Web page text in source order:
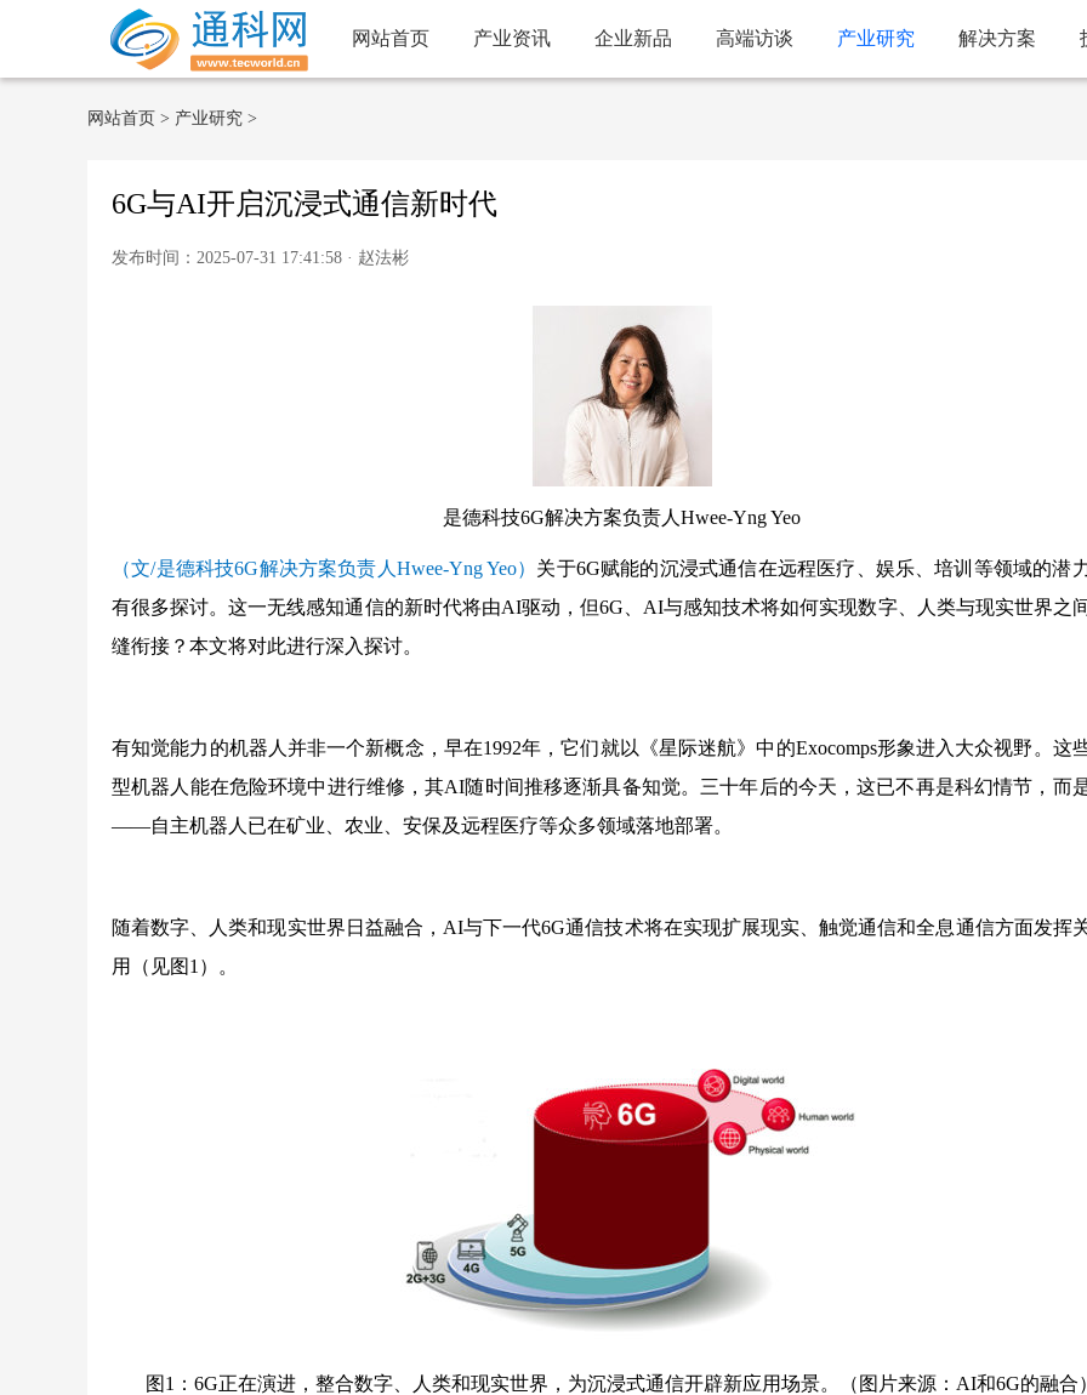
网站首页 产业资讯 企业新品 高端访谈 产业研究 解决方案
网站首页 > 产业研究 >
6G与AI开启沉浸式通信新时代
发布时间：2025-07-31 17:41:58 · 赵法彬
是德科技6G解决方案负责人Hwee-Yng Yeo
（文/是德科技6G解决方案负责人Hwee-Yng Yeo） 关于6G赋能的沉浸式通信在远程医疗、娱乐、培训等领域的潜
有很多探讨。这一无线感知通信的新时代将由AI驱动，但6G、AI与感知技术将如何实现数字、人类与现实世界之
缝衔接？本文将对此进行深入探讨。
有知觉能力的机器人并非一个新概念，早在1992年，它们就以《星际迷航》中的Exocomps形象进入大众视野。这
型机器人能在危险环境中进行维修，其AI随时间推移逐渐具备知觉。三十年后的今天，这已不再是科幻情节，而
——自主机器人已在矿业、农业、安保及远程医疗等众多领域落地部署。
随着数字、人类和现实世界日益融合，AI与下一代6G通信技术将在实现扩展现实、触觉通信和全息通信方面发挥
用（见图1）。
图1：6G正在演进，整合数字、人类和现实世界，为沉浸式通信开辟新应用场景。（图片来源：AI和6G的融合）